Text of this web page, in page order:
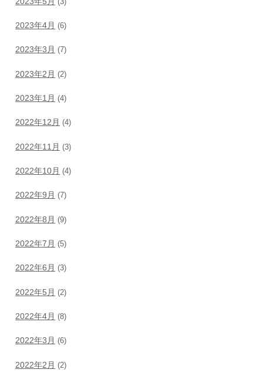
2023年4月 (6)
2023年3月 (7)
2023年2月 (2)
2023年1月 (4)
2022年12月 (4)
2022年11月 (3)
2022年10月 (4)
2022年9月 (7)
2022年8月 (9)
2022年7月 (5)
2022年6月 (3)
2022年5月 (2)
2022年4月 (8)
2022年3月 (6)
2022年2月 (2)